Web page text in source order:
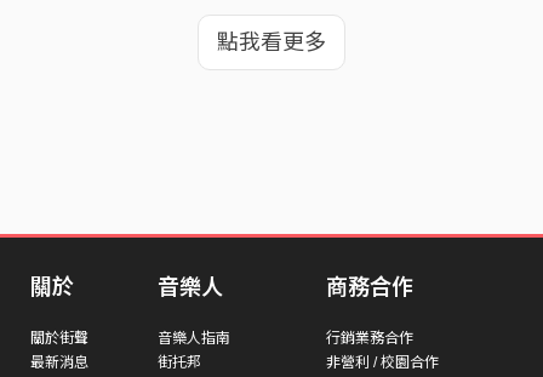
點我看更多
關於
關於街聲
最新消息
音樂人
音樂人指南
街托邦
商務合作
行銷業務合作
非營利 / 校園合作